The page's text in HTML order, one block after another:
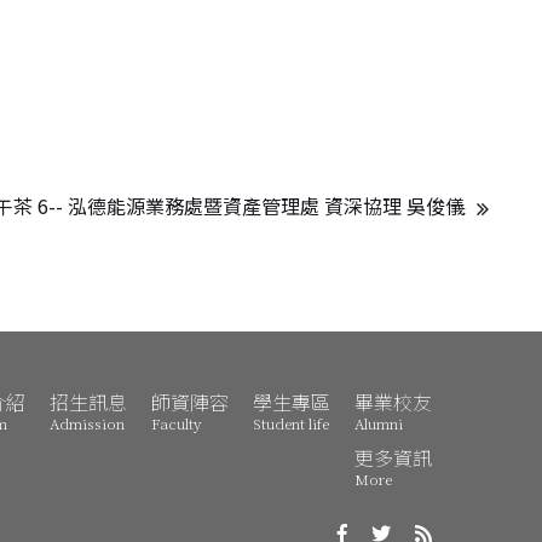
茶 6-- 泓德能源業務處暨資產管理處 資深協理 吳俊儀
紹 招生訊息
Admission
師資陣容
Faculty
學生專區
Student life
畢業校友
Alumni
更多資訊
More